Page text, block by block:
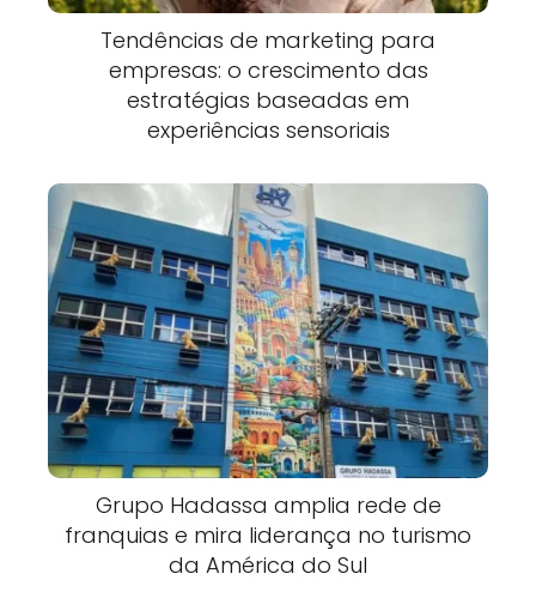
Tendências de marketing para
empresas: o crescimento das
estratégias baseadas em
experiências sensoriais
Grupo Hadassa amplia rede de
franquias e mira liderança no turismo
da América do Sul